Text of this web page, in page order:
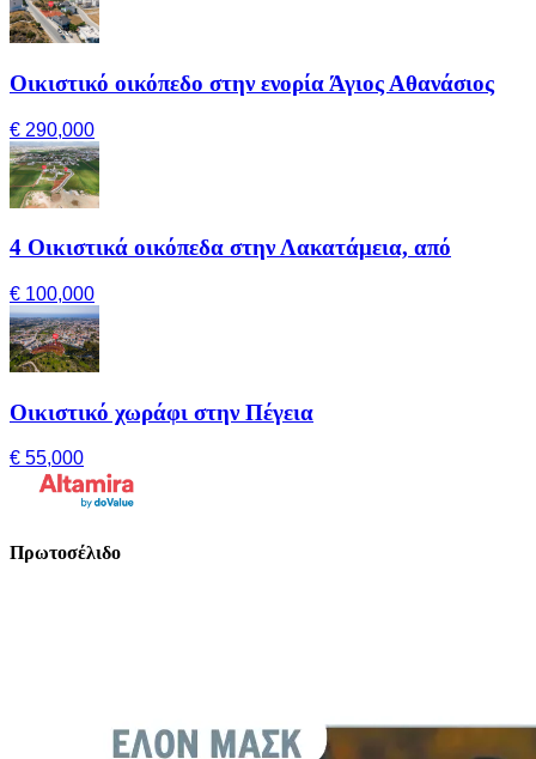
Οικιστικό οικόπεδο στην ενορία Άγιος Αθανάσιος
€ 290,000
4 Οικιστικά οικόπεδα στην Λακατάμεια, από
€ 100,000
Οικιστικό χωράφι στην Πέγεια
€ 55,000
Πρωτοσέλιδο